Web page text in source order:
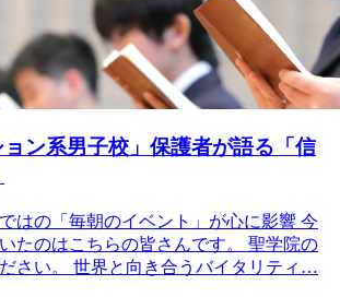
ン系男子校」保護者が語る「信
はの「毎朝のイベント」が心に影響 今
たのはこちらの皆さんです。 聖学院の
さい。 世界と向き合うバイタリティ…